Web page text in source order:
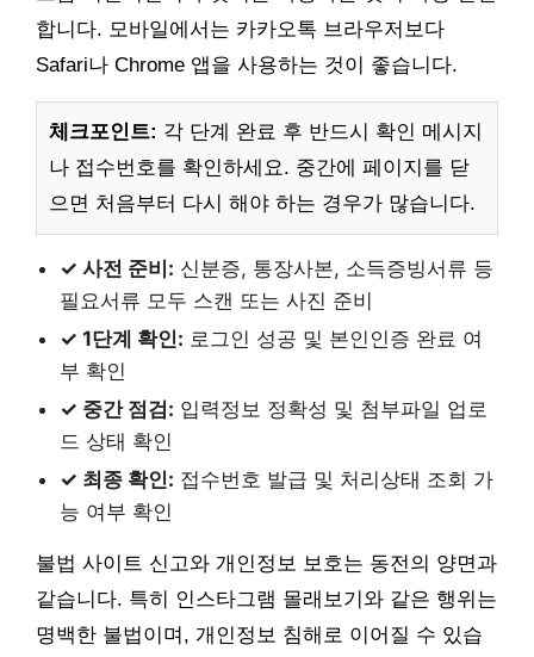
합니다. 모바일에서는 카카오톡 브라우저보다
Safari나 Chrome 앱을 사용하는 것이 좋습니다.
체크포인트: 각 단계 완료 후 반드시 확인 메시지
나 접수번호를 확인하세요. 중간에 페이지를 닫
으면 처음부터 다시 해야 하는 경우가 많습니다.
✓ 사전 준비: 신분증, 통장사본, 소득증빙서류 등
필요서류 모두 스캔 또는 사진 준비
✓ 1단계 확인: 로그인 성공 및 본인인증 완료 여
부 확인
✓ 중간 점검: 입력정보 정확성 및 첨부파일 업로
드 상태 확인
✓ 최종 확인: 접수번호 발급 및 처리상태 조회 가
능 여부 확인
불법 사이트 신고와 개인정보 보호는 동전의 양면과
같습니다. 특히 인스타그램 몰래보기와 같은 행위는
명백한 불법이며, 개인정보 침해로 이어질 수 있습